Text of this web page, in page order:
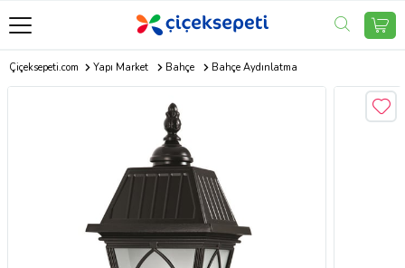
Çiçeksepeti.com Yapı Market Bahçe Bahçe Aydınlatma